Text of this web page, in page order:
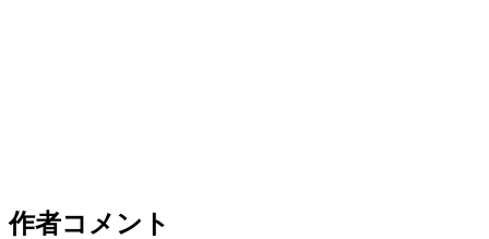
作者コメント